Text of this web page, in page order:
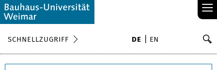
≡
SCHNELLZUGRIFF DE EN